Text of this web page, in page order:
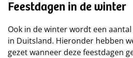
Feestdagen in de winter
Ook in de winter wordt een
in Duitsland. Hieronder hebben
gezet wanneer deze feestdagen